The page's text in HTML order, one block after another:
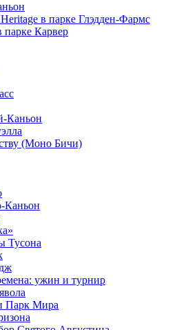
в парке Глэдден-Фармс
парке Карвер
Каньон
(Моно Бичи)
Каньон
Тусона
ужин и турнир
Парк Мира